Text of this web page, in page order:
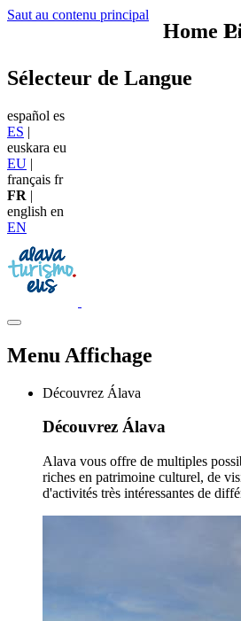
Saut au contenu principal
Sélecteur de Langue
español es
ES |
euskara eu
EU |
français fr
FR |
english en
EN
Menu Affichage
Découvrez Álava
Découvrez Álava
Alava vous offre de multiples
riches en patrimoine culturel, de
d'activités très intéressantes de
Home